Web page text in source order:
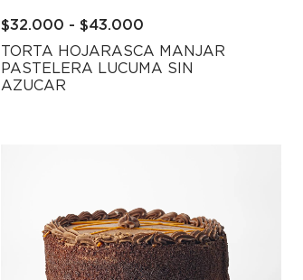
$32.000 - $43.000
TORTA HOJARASCA MANJAR
PASTELERA LUCUMA SIN
AZUCAR